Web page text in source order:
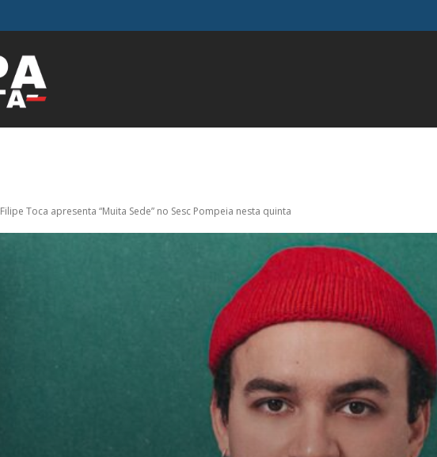
Filipe Toca apresenta “Muita Sede” no Sesc Pompeia nesta quinta